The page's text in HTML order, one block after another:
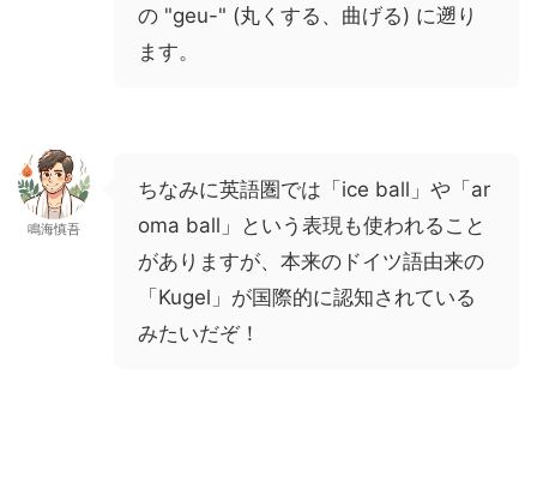
の "geu-" (丸くする、曲げる) に遡り
ます。
鳴海慎吾
ちなみに英語圏では「ice ball」や「ar
oma ball」という表現も使われること
がありますが、本来のドイツ語由来の
「Kugel」が国際的に認知されている
みたいだぞ！